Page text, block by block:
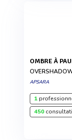
OMBRE À
APSARA
1
450